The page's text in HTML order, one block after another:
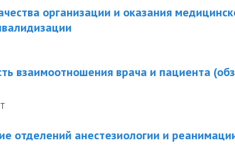
организации и оказания
взаимоотношения врача и пациента
отделений анестезиологии и